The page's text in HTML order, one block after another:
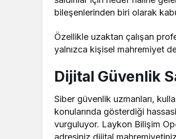
bileşenlerinden biri olarak
Özellikle uzaktan çalışan
yalnızca kişisel mahremiyet
Dijital Güvenlik
Siber güvenlik uzmanları,
konularında gösterdiği
vurguluyor. Laykon Bilişim
adresiniz dijital